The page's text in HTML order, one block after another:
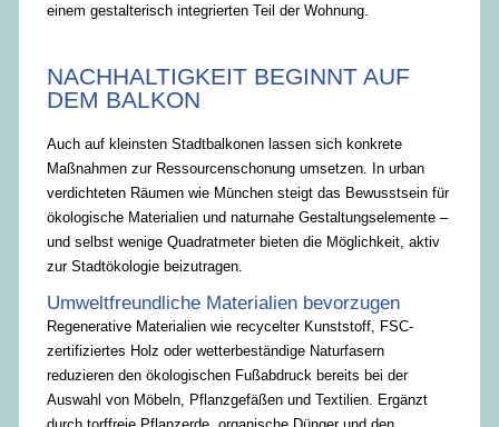
einem gestalterisch integrierten Teil der Wohnung.
NACHHALTIGKEIT BEGINNT AUF
DEM BALKON
Auch auf kleinsten Stadtbalkonen lassen sich konkrete
Maßnahmen zur Ressourcenschonung umsetzen. In urban
verdichteten Räumen wie München steigt das Bewusstsein für
ökologische Materialien und naturnahe Gestaltungselemente –
und selbst wenige Quadratmeter bieten die Möglichkeit, aktiv
zur Stadtökologie beizutragen.
Umweltfreundliche Materialien bevorzugen
Regenerative Materialien wie recycelter Kunststoff, FSC-
zertifiziertes Holz oder wetterbeständige Naturfasern
reduzieren den ökologischen Fußabdruck bereits bei der
Auswahl von Möbeln, Pflanzgefäßen und Textilien. Ergänzt